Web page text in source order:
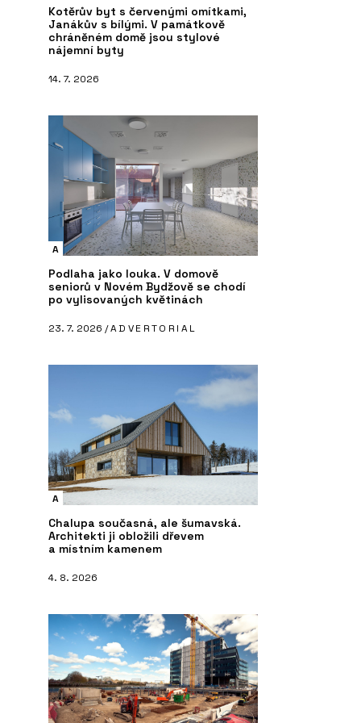
Plygroup Plygroup s.r.o.
Kotěrův byt s červenými omítkami,
Janákův s bílými. V památkově
chráněném domě jsou stylové
nájemní byty
14. 7. 2026
A
Podlaha jako louka. V domově
seniorů v Novém Bydžově se chodí
po vylisovaných květinách
23. 7. 2026 /ADVERTORIAL
A
Chalupa současná, ale šumavská.
Architekti ji obložili dřevem
a místním kamenem
4. 8. 2026